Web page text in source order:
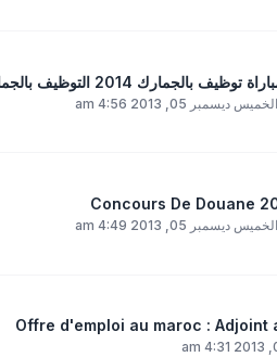
الخميس ديسمبر 05, 2013 4:56 am
الخميس ديسمبر 05, 2013 4:49 am
Offre d'emploi au maroc :